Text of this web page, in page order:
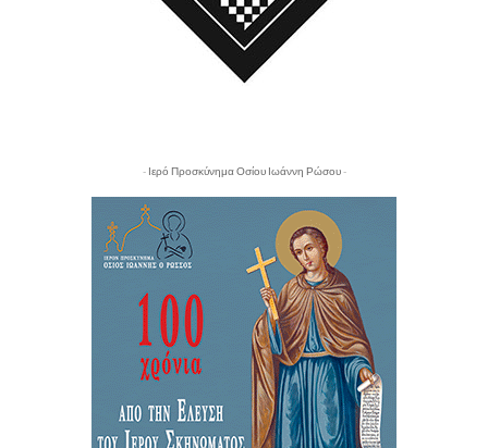
- Ιερό Προσκύνημα Οσίου Ιωάννη Ρώσου -